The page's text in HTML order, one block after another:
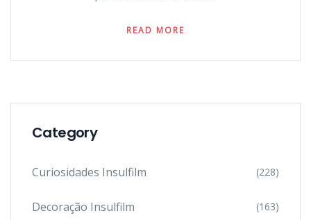
READ MORE
Category
Curiosidades Insulfilm (228)
Decoração Insulfilm (163)